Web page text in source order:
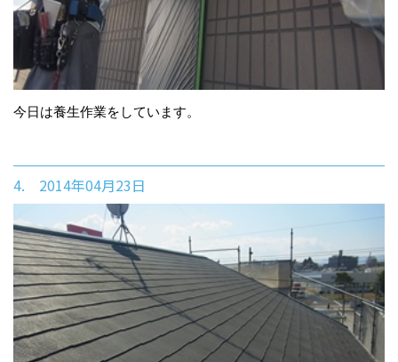
今日は養生作業をしています。
4. 2014年04月23日